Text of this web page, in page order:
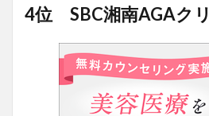
4位 SBC湘南AGAク